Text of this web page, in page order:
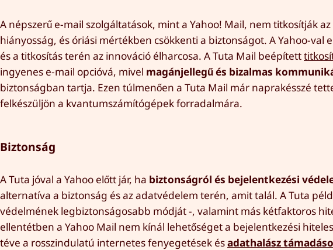
A népszerű e-mail szolgáltatások, mint a Yahoo! Mail, nem titkosítják
hiányosság, és óriási mértékben csökkenti a biztonságot. A Yahoo-
és a titkosítás terén az innováció élharcosa. A Tuta Mail beépített
ingyenes e-mail opcióvá, mivel magánjellegű és bizalmas
biztonságban tartja. Ezen túlmenően a Tuta Mail már naprakésszé
felkészüljön a kvantumszámítógépek forradalmára.
Biztonság
A Tuta jóval a Yahoo előtt jár, ha biztonságról és bejelentkezési
alternatíva a biztonság és az adatvédelem terén, amit talál. A Tuta
védelmének legbiztonságosabb módját -, valamint más kétfaktoros
ellentétben a Yahoo Mail nem kínál lehetőséget a bejelentkezési
téve a rosszindulatú internetes fenyegetések ésadathalász